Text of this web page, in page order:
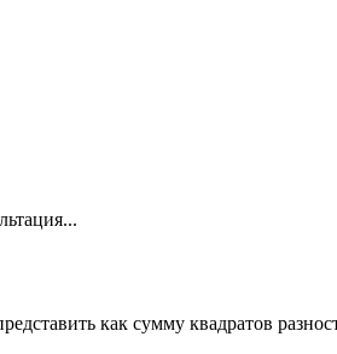
как сумму квадратов